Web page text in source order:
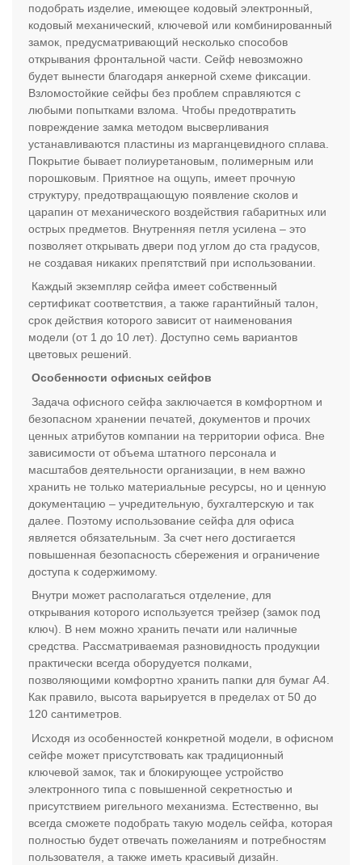
подобрать изделие, имеющее кодовый электронный,
кодовый механический, ключевой или комбинированный
замок, предусматривающий несколько способов
открывания фронтальной части. Сейф невозможно
будет вынести благодаря анкерной схеме фиксации.
Взломостойкие сейфы без проблем справляются с
любыми попытками взлома. Чтобы предотвратить
повреждение замка методом высверливания
устанавливаются пластины из марганцевидного сплава.
Покрытие бывает полиуретановым, полимерным или
порошковым. Приятное на ощупь, имеет прочную
структуру, предотвращающую появление сколов и
царапин от механического воздействия габаритных или
острых предметов. Внутренняя петля усилена – это
позволяет открывать двери под углом до ста градусов,
не создавая никаких препятствий при использовании.
Каждый экземпляр сейфа имеет собственный
сертификат соответствия, а также гарантийный талон,
срок действия которого зависит от наименования
модели (от 1 до 10 лет). Доступно семь вариантов
цветовых решений.
Особенности офисных сейфов
Задача офисного сейфа заключается в комфортном и
безопасном хранении печатей, документов и прочих
ценных атрибутов компании на территории офиса. Вне
зависимости от объема штатного персонала и
масштабов деятельности организации, в нем важно
хранить не только материальные ресурсы, но и ценную
документацию – учредительную, бухгалтерскую и так
далее. Поэтому использование сейфа для офиса
является обязательным. За счет него достигается
повышенная безопасность сбережения и ограничение
доступа к содержимому.
Внутри может располагаться отделение, для
открывания которого используется трейзер (замок под
ключ). В нем можно хранить печати или наличные
средства. Рассматриваемая разновидность продукции
практически всегда оборудуется полками,
позволяющими комфортно хранить папки для бумаг А4.
Как правило, высота варьируется в пределах от 50 до
120 сантиметров.
Исходя из особенностей конкретной модели, в офисном
сейфе может присутствовать как традиционный
ключевой замок, так и блокирующее устройство
электронного типа с повышенной секретностью и
присутствием ригельного механизма. Естественно, вы
всегда сможете подобрать такую модель сейфа, которая
полностью будет отвечать пожеланиям и потребностям
пользователя, а также иметь красивый дизайн.